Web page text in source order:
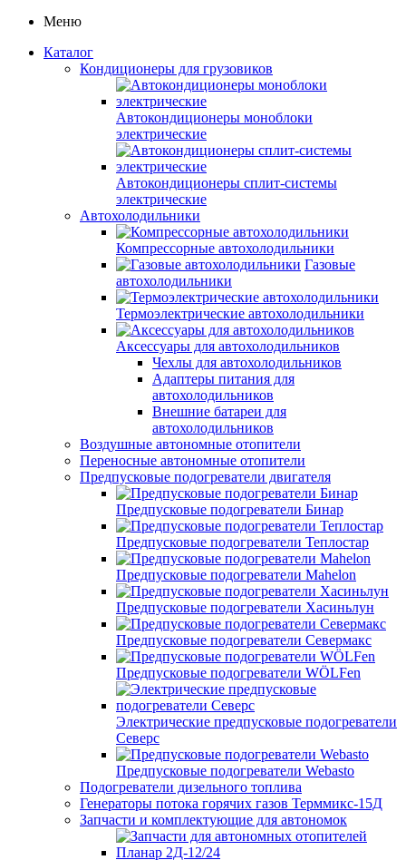
Меню
Каталог
Кондиционеры для грузовиков
Автокондиционеры моноблоки
электрические
Автокондиционеры сплит-системы
электрические
Автохолодильники
Компрессорные автохолодильники
Газовые
автохолодильники
Термоэлектрические автохолодильники
Аксессуары для автохолодильников
Чехлы для автохолодильников
Адаптеры питания для
автохолодильников
Внешние батареи для
автохолодильников
Воздушные автономные отопители
Переносные автономные отопители
Предпусковые подогреватели двигателя
Предпусковые подогреватели Бинар
Предпусковые подогреватели Теплостар
Предпусковые подогреватели Mahelon
Предпусковые подогреватели Хасиньлун
Предпусковые подогреватели Севермакс
Предпусковые подогреватели WÖLFen
Электрические предпусковые подогреватели
Северс
Предпусковые подогреватели Webasto
Подогреватели дизельного топлива
Генераторы потока горячих газов Терммикс-15Д
Запчасти и комплектующие для автономок